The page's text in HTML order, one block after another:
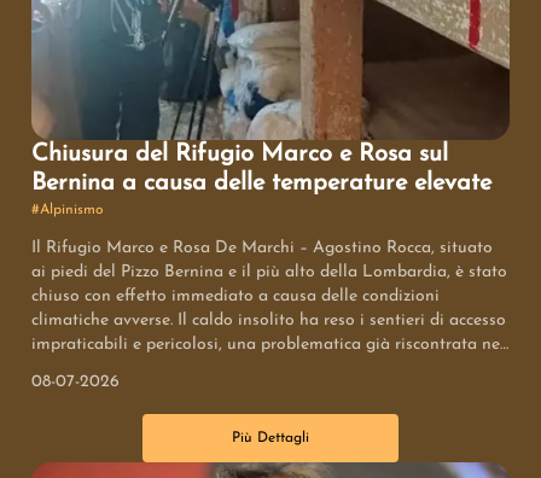
Chiusura del Rifugio Marco e Rosa sul
Bernina a causa delle temperature elevate
#Alpinismo
Il Rifugio Marco e Rosa De Marchi – Agostino Rocca, situato
ai piedi del Pizzo Bernina e il più alto della Lombardia, è stato
chiuso con effetto immediato a causa delle condizioni
climatiche avverse. Il caldo insolito ha reso i sentieri di accesso
impraticabili e pericolosi, una problematica già riscontrata nel
degli itinerari per gli alpinisti.
08-07-2026
Più Dettagli